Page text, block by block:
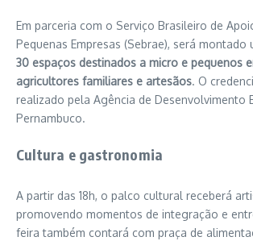
Em parceria com o Serviço Brasileiro de
Pequenas Empresas (Sebrae), será montado
30 espaços destinados a micro e pequenos
agricultores familiares e artesãos. O
realizado pela Agência de Desenvolvimento
Pernambuco.
Cultura e gastronomia
A partir das 18h, o palco cultural receberá
promovendo momentos de integração e
feira também contará com praça de